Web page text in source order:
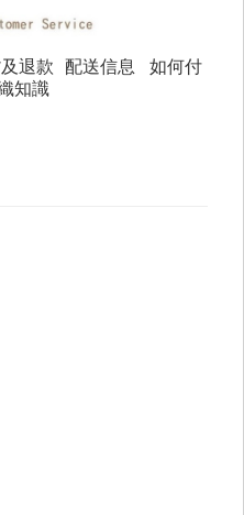
退款 配送信息
如何付
知識